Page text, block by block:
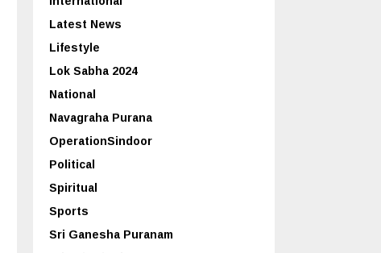
Latest News
Lifestyle
Lok Sabha 2024
National
Navagraha Purana
OperationSindoor
Political
Spiritual
Sports
Sri Ganesha Puranam